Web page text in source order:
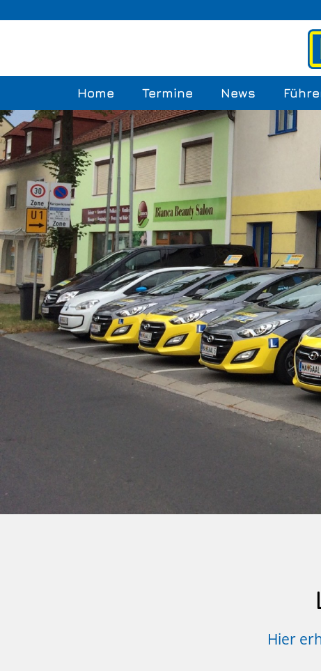
Home Termine News
Hier